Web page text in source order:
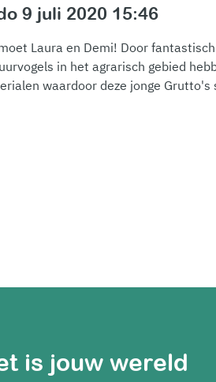
9 juli 2020 15:46
Laura en Demi! Door
in het agrarisch gebied
waardoor deze jonge
is jouw wereld